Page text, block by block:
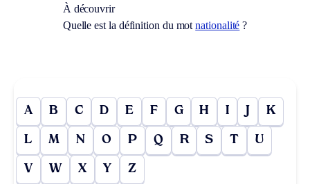
À découvrir
Quelle est la définition du motnationalité ?
A B C D E F G H I J K
L M N O P Q R S T U
V W X Y Z